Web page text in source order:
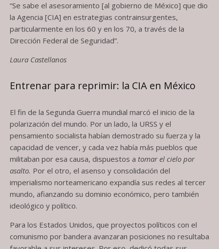
“Se sabe el asesoramiento [al gobierno de México] que dio
la Agencia [CIA] en estrategias contrainsurgentes,
particularmente en los 60 y en los 70, a través de la
Dirección Federal de Seguridad”.
Laura Castellanos
Entrenar para reprimir: la CIA en México
El fin de la Segunda Guerra mundial marcó el inicio de la
polarización del mundo. Por un lado, la URSS y el
pensamiento socialista habían demostrado su fuerza y la
capacidad de vencer, y cada vez había más pueblos que
militaban por esa causa, dispuestos a tomar el cielo por
asalto. Por el otro, el asenso y consolidación del
imperialismo norteamericano expandía sus redes al tercer
mundo, afianzando su dominio económico, pero también
ideológico y político.
Para los Estados Unidos, que proyectos políticos con el
comunismo por bandera avanzaran posiciones no resultaba